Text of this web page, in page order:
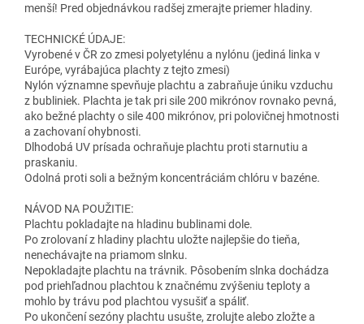
menší! Pred objednávkou radšej zmerajte priemer hladiny.
TECHNICKÉ ÚDAJE:
Vyrobené v ČR zo zmesi polyetylénu a nylónu (jediná linka v
Európe, vyrábajúca plachty z tejto zmesi)
Nylón významne spevňuje plachtu a zabraňuje úniku vzduchu
z bubliniek. Plachta je tak pri sile 200 mikrónov rovnako pevná,
ako bežné plachty o sile 400 mikrónov, pri polovičnej hmotnosti
a zachovaní ohybnosti.
Dlhodobá UV prísada ochraňuje plachtu proti starnutiu a
praskaniu.
Odolná proti soli a bežným koncentráciám chlóru v bazéne.
NÁVOD NA POUŽITIE:
Plachtu pokladajte na hladinu bublinami dole.
Po zrolovaní z hladiny plachtu uložte najlepšie do tieňa,
nenechávajte na priamom slnku.
Nepokladajte plachtu na trávnik. Pôsobením slnka dochádza
pod priehľadnou plachtou k značnému zvýšeniu teploty a
mohlo by trávu pod plachtou vysušiť a spáliť.
Po ukončení sezóny plachtu usušte, zrolujte alebo zložte a